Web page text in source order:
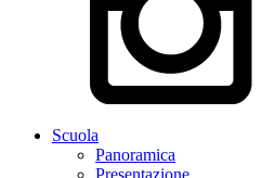
Scuola
Panoramica
Presentazione